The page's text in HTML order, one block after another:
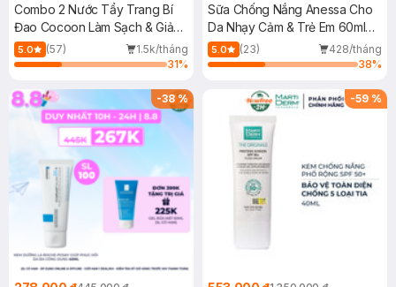
Combo 2 Nước Tẩy Trang Bí
Đao Cocoon Làm Sạch & Giảm
Dầu 500ml
5.0 (57)
1.5k/tháng
31%
Sữa Chống Nắng Anessa Cho
Da Nhạy Cảm & Trẻ Em 60ml
(Mới)
5.0 (23)
428/tháng
38%
-38% -59 %